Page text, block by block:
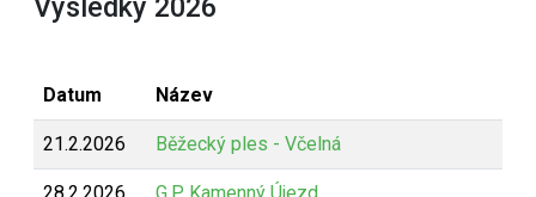
Výsledky 2026
Datum Název
21.2.2026 Běžecký ples - Včelná